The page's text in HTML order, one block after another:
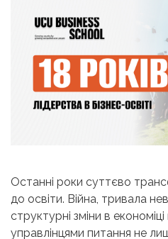
Останні роки суттєво
до освіти. Війна, тривала
структурні зміни в
управлінцями питання не